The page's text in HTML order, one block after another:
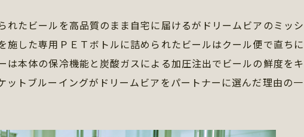
れたビールを高品質のまま自宅に届けるがドリームビアのミッシ
施した専用ＰＥＴボトルに詰められたビールはクール便で直ちに
は本体の保冷機能と炭酸ガスによる加圧注出でビールの鮮度をキ
ットブルーイングがドリームビアをパートナーに選んだ理由の一